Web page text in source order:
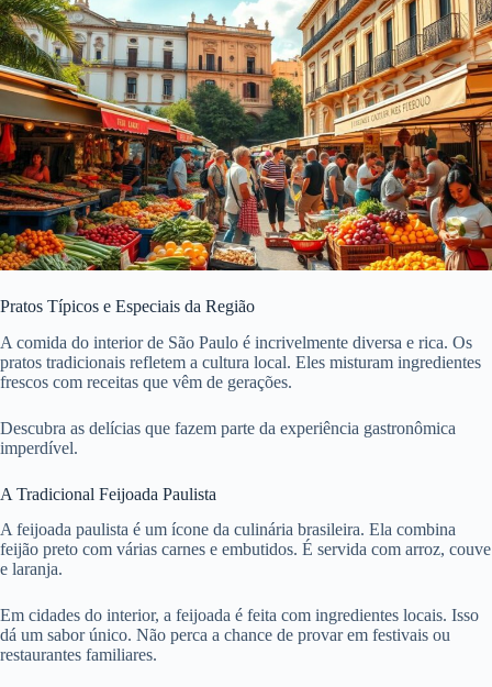
Pratos Típicos e Especiais da Região
A comida do interior de São Paulo é incrivelmente diversa e rica. Os
pratos tradicionais refletem a cultura local. Eles misturam ingredientes
frescos com receitas que vêm de gerações.
Descubra as delícias que fazem parte da experiência gastronômica
imperdível.
A Tradicional Feijoada Paulista
A feijoada paulista é um ícone da culinária brasileira. Ela combina
feijão preto com várias carnes e embutidos. É servida com arroz, couve
e laranja.
Em cidades do interior, a feijoada é feita com ingredientes locais. Isso
dá um sabor único. Não perca a chance de provar em festivais ou
restaurantes familiares.